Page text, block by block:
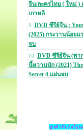
จีน/ละครไทย ( ใหม่ )
เกาหลี
9. DVD ซีรีย์จีน :
(2025) กระวานน้อยแ
จบ
10. DVD ซีรีย์จีน (พา
นี้หวานนัก (2021) The
Secret 4 แผ่นจบ
ลูกค้าที่แจ้งโอน